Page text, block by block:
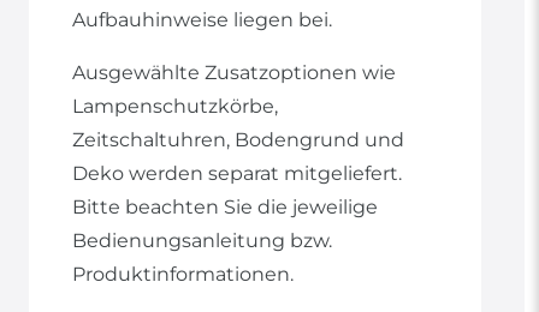
Aufbauhinweise liegen bei.
Ausgewählte Zusatzoptionen wie
Lampenschutzkörbe,
Zeitschaltuhren, Bodengrund und
Deko werden separat mitgeliefert.
Bitte beachten Sie die jeweilige
Bedienungsanleitung bzw.
Produktinformationen.